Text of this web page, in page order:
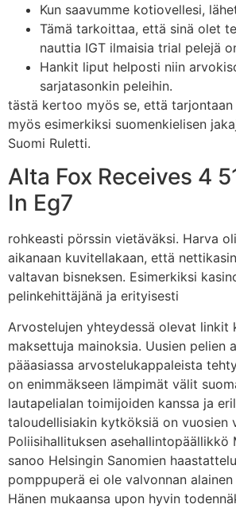
Kun saavumme kotiovellesi,
Tämä tarkoittaa, että sinä olet
nauttia IGT ilmaisia trial pelejä
Hankit liput helposti niin
sarjatasonkin peleihin.
tästä kertoo myös se, että tarjontaan
myös esimerkiksi suomenkielisen
Suomi Ruletti.
Alta Fox Receives 4
In Eg7
rohkeasti pörssin vietäväksi. Harva
aikanaan kuvitellakaan, että
valtavan bisneksen. Esimerkiksi
pelinkehittäjänä ja erityisesti
Arvostelujen yhteydessä olevat linkit
maksettuja mainoksia. Uusien pelien
pääasiassa arvostelukappaleista
on enimmäkseen lämpimät välit
lautapelialan toimijoiden kanssa ja
taloudellisiakin kytköksiä on vuosien
Poliisihallituksen asehallintopäällikkö
sanoo Helsingin Sanomien
pomppuperä ei ole valvonnan
Hänen mukaansa upon hyvin